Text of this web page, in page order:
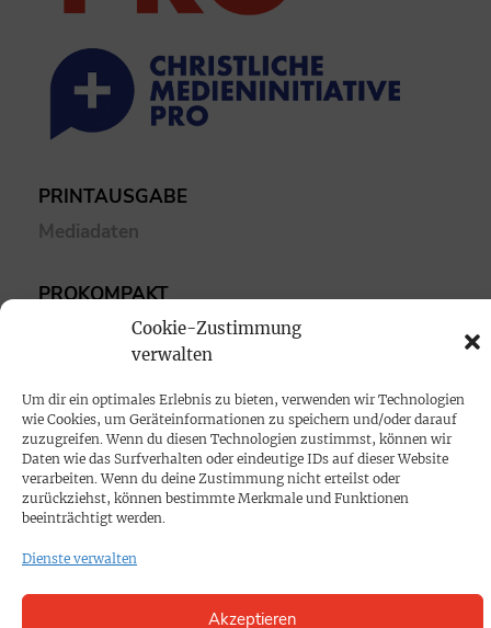
Cookie-Zustimmung
verwalten
Um dir ein optimales Erlebnis zu bieten, verwenden wir Technologien
wie Cookies, um Geräteinformationen zu speichern und/oder darauf
zuzugreifen. Wenn du diesen Technologien zustimmst, können wir
Daten wie das Surfverhalten oder eindeutige IDs auf dieser Website
verarbeiten. Wenn du deine Zustimmung nicht erteilst oder
zurückziehst, können bestimmte Merkmale und Funktionen
beeinträchtigt werden.
Dienste verwalten
Akzeptieren
PRINTAUSGABE
Mediadaten
PROKOMPAKT
Impressum
SPENDEN
Datenschutz
KONTAKT
Cookie-Richtlinie